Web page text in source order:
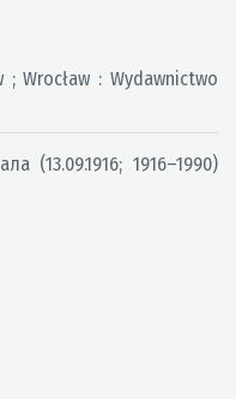
Wrocław : Wydawnictwo
(13.09.1916; 1916–1990)